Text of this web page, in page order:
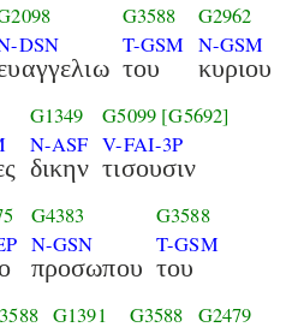
DSN
G3588
T-GSM
του
G2962
N-GSM
κυριου
G1349
N-ASF
δικην
G5099 [G5692]
V-FAI-3P
τισουσιν
G4383
N-GSN
προσωπου
G3588
T-GSM
του
G1391
G3588 G2479